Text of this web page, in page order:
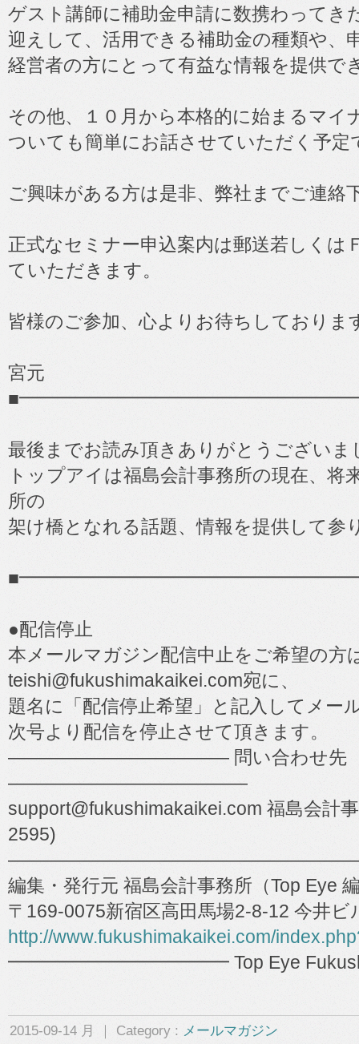
ゲスト講師に補助金申請に数携わってき
迎えして、活用できる補助金の種類や、
経営者の方にとって有益な情報を提供で
その他、１０月から本格的に始まるマイ
ついても簡単にお話させていただく予定
ご興味がある方は是非、弊社までご連絡
正式なセミナー申込案内は郵送若しくは
ていただきます。
皆様のご参加、心よりお待ちしておりま
宮元
最後までお読み頂きありがとうございま
トップアイは福島会計事務所の現在、将
所の
架け橋となれる話題、情報を提供して参
●配信停止
本メールマガジン配信中止をご希望の方
teishi@fukushimakaikei.com宛に、
題名に「配信停止希望」と記入してメー
次号より配信を停止させて頂きます。
―――――――――――― 問い合わせ先
―――――――――――――
support@fukushimakaikei.com 福島会計
2595)
編集・発行元 福島会計事務所（Top Eye
〒169-0075新宿区高田馬場2-8-12 今井ビ
http://www.fukushimakaikei.com/
━━━━━━━━━━━━ Top Eye
2015-09-14 月 ｜ Category : メールマガジン